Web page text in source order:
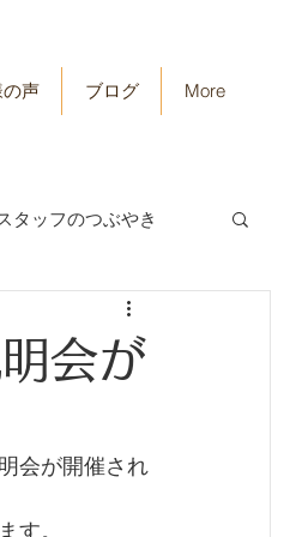
声 ブログ More
タッフのつぶやき
会が
会が開催され
す。